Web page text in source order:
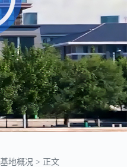
基地概况 > 正文